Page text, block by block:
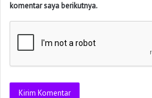
komentar saya berikutnya.